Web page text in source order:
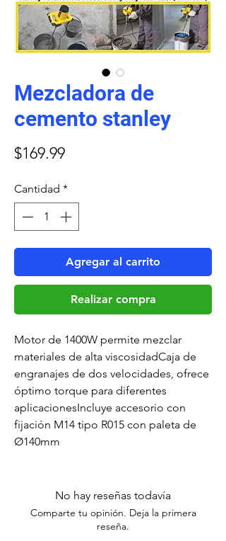
Mezcladora de
cemento stanley
$169.99Precio
Cantidad *
Agregar al carrito
Realizar compra
Motor de 1400W permite mezclar
materiales de alta viscosidadCaja de
engranajes de dos velocidades, ofrece
óptimo torque para diferentes
aplicacionesIncluye accesorio con
fijación M14 tipo R015 con paleta de
Ø140mm
No hay reseñas todavía
Comparte tu opinión. Deja la primera
reseña.